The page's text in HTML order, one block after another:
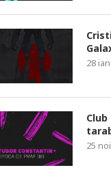
28
Club
25